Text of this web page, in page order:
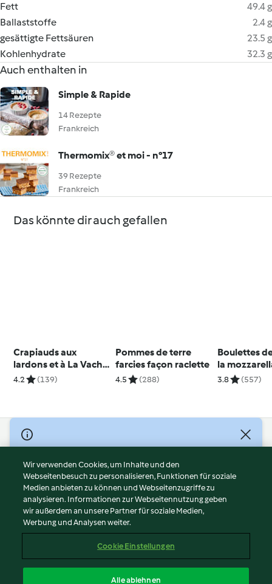
Fett
49.4 g
Ballaststoffe
2.4 g
gesättigte Fettsäuren
23.5 g
Kohlenhydrate
32.3 g
Auch enthalten in
Simple & Rapide
14 Rezepte
Frankreich
Thermomix® et moi - n°17
39 Rezepte
Frankreich
Das könnte dir auch gefallen
Crapiauds aux
lardons et à La Vache
qui rit®
4.2 (139)
Pommes de terre
farcies façon raclette
4.5 (288)
Boulettes
la
3.8 (557)
© Copyright 2026
Nutzungsbedingungen
Datenschutzrichtlinien
Disclaimer
Impressum
Cookies
Abo kündigen
Wir verwenden Cookies, um Inhalte und den
Webseitenbesuch zu personalisieren, Funktionen für soziale
Medien anbieten zu können und Webseitenzugriffe zu
analysieren. Informationen zur Webseitennutzung geben
wir außerdem an unsere Partner für soziale Medien,
Werbung und Analysen weiter.
Cookie Einstellungen
Alle ablehnen